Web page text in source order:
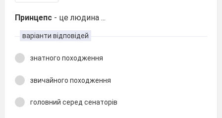
Принцепс - це людина ...
варіанти відповідей
знатного походження
звичайного походження
головний серед сенаторів